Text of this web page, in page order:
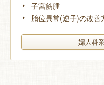
子宮筋腫
胎位異常(逆子)の改善
婦人科